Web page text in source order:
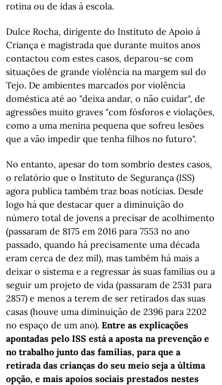
rotina ou de idas à escola.
Dulce Rocha, dirigente do Instituto de Apoio à
Criança e magistrada que durante muitos anos
contactou com estes casos, deparou-se com
situações de grande violência na margem sul do
Tejo. De ambientes marcados por violência
doméstica até ao "deixa andar, o não cuidar", de
agressões muito graves "com fósforos e violações,
como a uma menina pequena que sofreu lesões
que a vão impedir que tenha filhos no futuro".
No entanto, apesar do tom sombrio destes casos,
o relatório que o Instituto de Segurança (ISS)
agora publica também traz boas notícias. Desde
logo há que destacar quer a diminuição do
número total de jovens a precisar de acolhimento
(passaram de 8175 em 2016 para 7553 no ano
passado, quando há precisamente uma década
eram cerca de dez mil), mas também há mais a
deixar o sistema e a regressar às suas famílias ou a
seguir um projeto de vida (passaram de 2531 para
2857) e menos a terem de ser retirados das suas
casas (houve uma diminuição de 2396 para 2202
no espaço de um ano). Entre as explicações
apontadas pelo ISS está a aposta na prevenção e
no trabalho junto das famílias, para que a
retirada das crianças do seu meio seja a última
opção, e mais apoios sociais prestados nestes